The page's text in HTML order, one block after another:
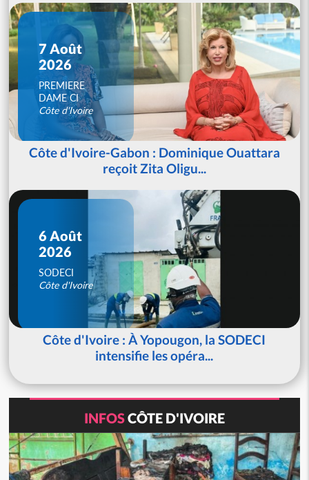
7 Août
2026
PREMIERE
DAME CI
Côte d'Ivoire
Côte d'Ivoire-Gabon : Dominique Ouattara
reçoit Zita Oligu...
6 Août
2026
SODECI
Côte d'Ivoire
Côte d'Ivoire : À Yopougon, la SODECI
intensifie les opéra...
INFOSCÔTE D'IVOIRE